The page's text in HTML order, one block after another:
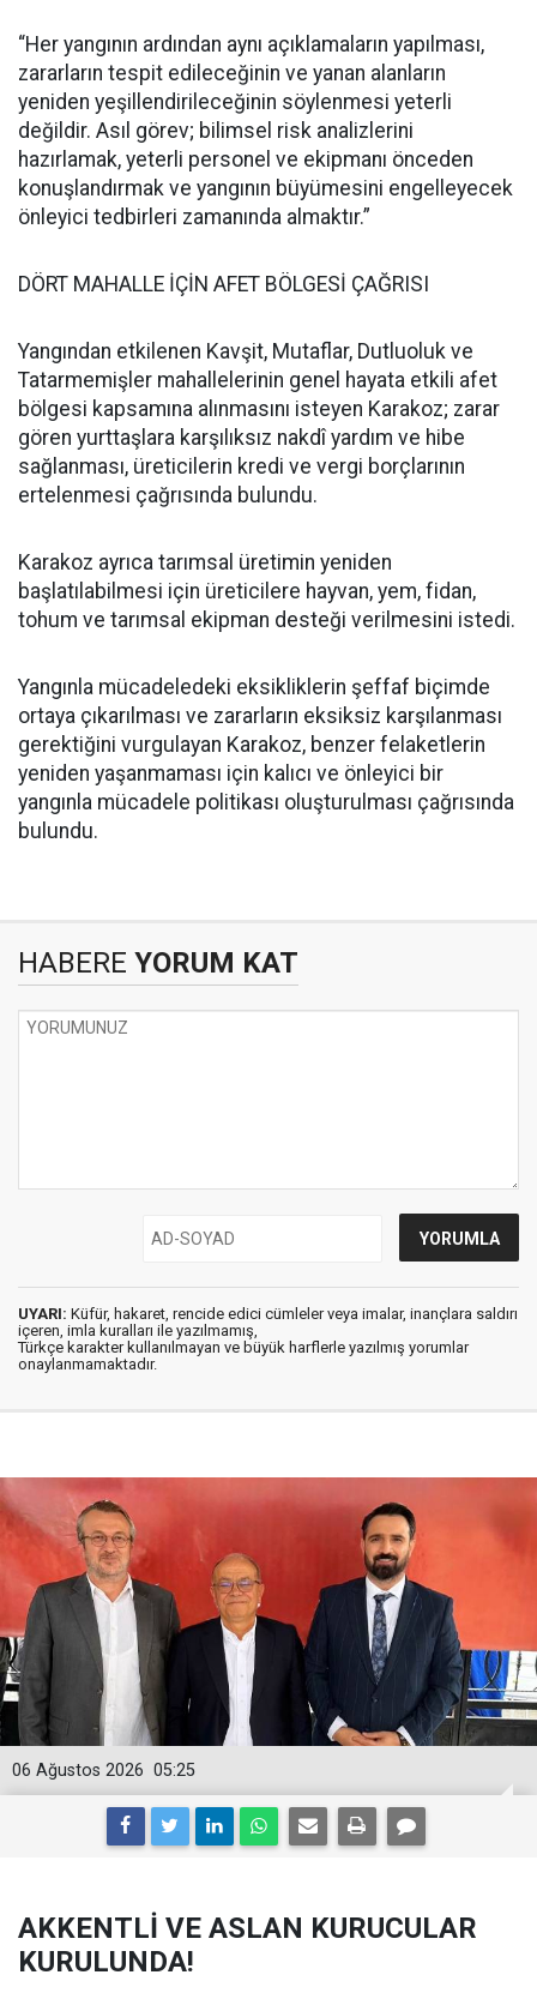
“Her yangının ardından aynı açıklamaların yapılması,
zararların tespit edileceğinin ve yanan alanların
yeniden yeşillendirileceğinin söylenmesi yeterli
değildir. Asıl görev; bilimsel risk analizlerini
hazırlamak, yeterli personel ve ekipmanı önceden
konuşlandırmak ve yangının büyümesini engelleyecek
önleyici tedbirleri zamanında almaktır.”
DÖRT MAHALLE İÇİN AFET BÖLGESİ ÇAĞRISI
Yangından etkilenen Kavşit, Mutaflar, Dutluoluk ve
Tatarmemişler mahallelerinin genel hayata etkili afet
bölgesi kapsamına alınmasını isteyen Karakoz; zarar
gören yurttaşlara karşılıksız nakdî yardım ve hibe
sağlanması, üreticilerin kredi ve vergi borçlarının
ertelenmesi çağrısında bulundu.
Karakoz ayrıca tarımsal üretimin yeniden
başlatılabilmesi için üreticilere hayvan, yem, fidan,
tohum ve tarımsal ekipman desteği verilmesini istedi.
Yangınla mücadeledeki eksikliklerin şeffaf biçimde
ortaya çıkarılması ve zararların eksiksiz karşılanması
gerektiğini vurgulayan Karakoz, benzer felaketlerin
yeniden yaşanmaması için kalıcı ve önleyici bir
yangınla mücadele politikası oluşturulması çağrısında
bulundu.
HABERE YORUM KAT
UYARI: Küfür, hakaret, rencide edici cümleler veya imalar, inançlara saldırı
içeren, imla kuralları ile yazılmamış,
Türkçe karakter kullanılmayan ve büyük harflerle yazılmış yorumlar
onaylanmamaktadır.
05:25
06 Ağustos 2026
AKKENTLİ VE ASLAN KURUCULAR
KURULUNDA!